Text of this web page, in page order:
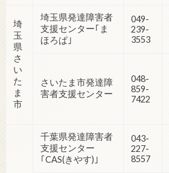
埼
玉
県
さ
い
た
ま
市
埼玉県発達障害者
支援センター｢ま
ほろぱ｣
049-
239-
3553
さいたま市発達障
害者支援センター
048-
859-
7422
千葉県発達障害者
支援センター
｢CAS(きやす)｣
043-
227-
8557